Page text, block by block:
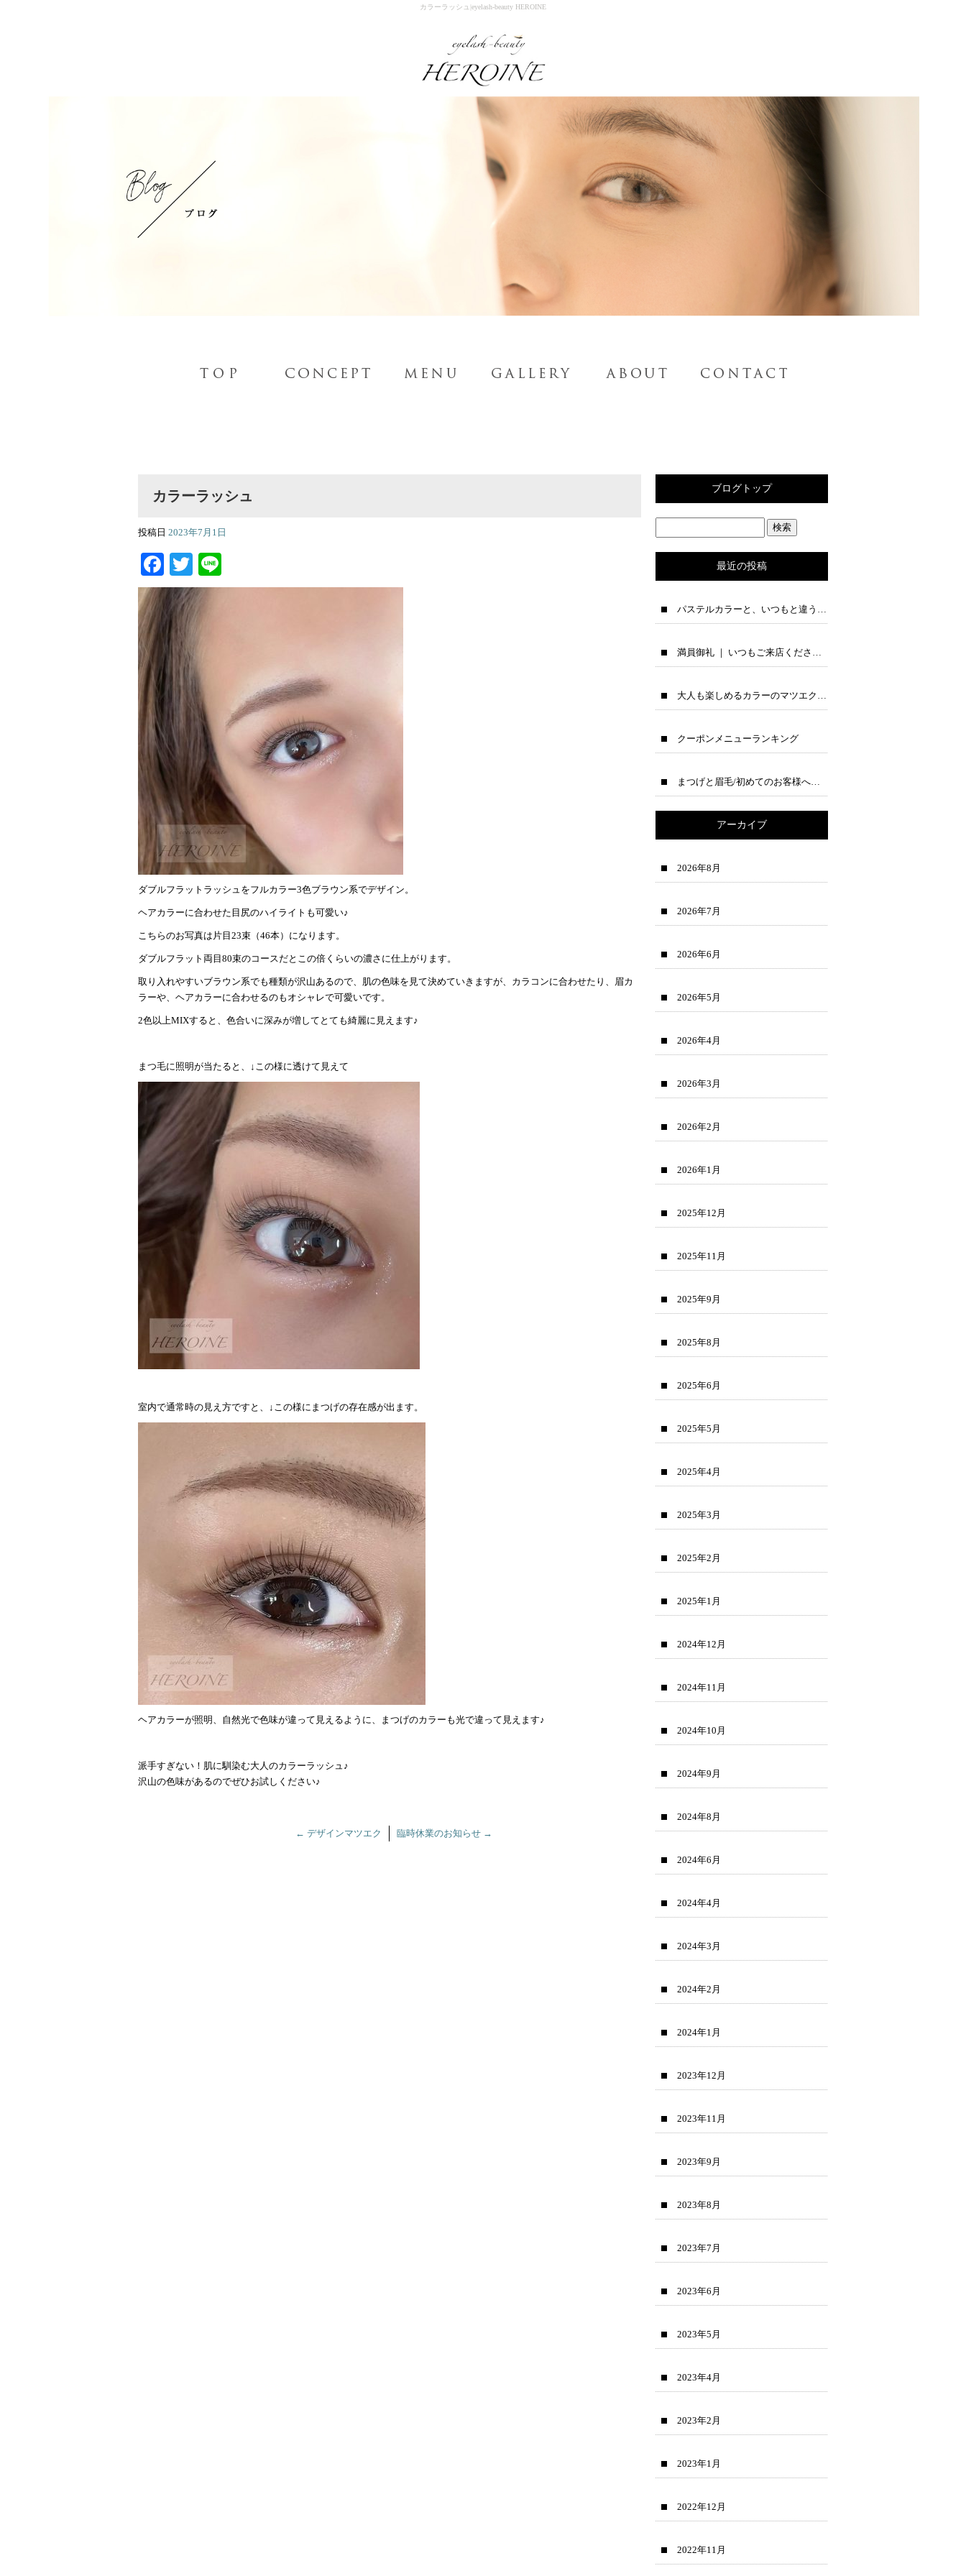
カラーラッシュ|eyelash-beauty HEROINE
カラーラッシュ
投稿日 2023年7月1日
Facebook
Twitter
ダブルフラットラッシュをフルカラー3色ブラウン系でデザイン。
ヘアカラーに合わせた目尻のハイライトも可愛い♪
こちらのお写真は片目23束（46本）になります。
ダブルフラット両目80束のコースだとこの倍くらいの濃さに仕上がります。
取り入れやすいブラウン系でも種類が沢山あるので、肌の色味を見て決めていきますが、カラコンに合わせたり、眉カ
ラーや、ヘアカラーに合わせるのもオシャレで可愛いです。
2色以上MIXすると、色合いに深みが増してとても綺麗に見えます♪
まつ毛に照明が当たると、↓この様に透けて見えて
室内で通常時の見え方ですと、↓この様にまつげの存在感が出ます。
ヘアカラーが照明、自然光で色味が違って見えるように、まつげのカラーも光で違って見えます♪
派手すぎない！肌に馴染む大人のカラーラッシュ♪
沢山の色味があるのでぜひお試しください♪
← デザインマツエク 臨時休業のお知らせ →
ブログトップ
最近の投稿
パステルカラーと、いつもと違う夜テンションの一人語りブログ
満員御礼 ｜ いつもご来店くださる皆様へ♪
大人も楽しめるカラーのマツエクのご紹介
クーポンメニューランキング
まつげと眉毛/初めてのお客様へ→公式ラインで先に相談できます♪
アーカイブ
2026年8月
2026年7月
2026年6月
2026年5月
2026年4月
2026年3月
2026年2月
2026年1月
2025年12月
2025年11月
2025年9月
2025年8月
2025年6月
2025年5月
2025年4月
2025年3月
2025年2月
2025年1月
2024年12月
2024年11月
2024年10月
2024年9月
2024年8月
2024年6月
2024年4月
2024年3月
2024年2月
2024年1月
2023年12月
2023年11月
2023年9月
2023年8月
2023年7月
2023年6月
2023年5月
2023年4月
2023年2月
2023年1月
2022年12月
2022年11月